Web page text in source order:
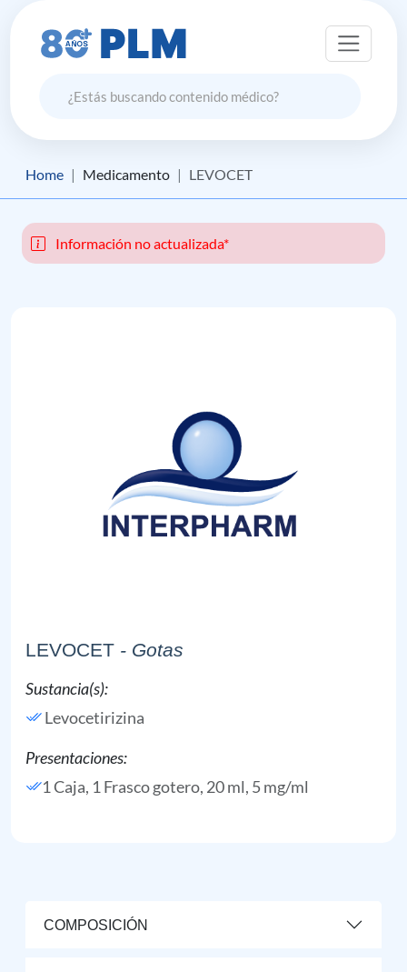
Home Medicamento LEVOCET
Información no actualizada*
LEVOCET - Gotas
Sustancia(s):
Levocetirizina
Presentaciones:
1 Caja, 1 Frasco gotero, 20 ml, 5 mg/ml
COMPOSICIÓN